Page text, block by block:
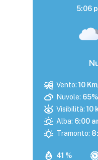
5:06
41 %
Vento: 10
Nuvole: 65%
Visibilità: 10
Alba: 6:00
Tramonto: